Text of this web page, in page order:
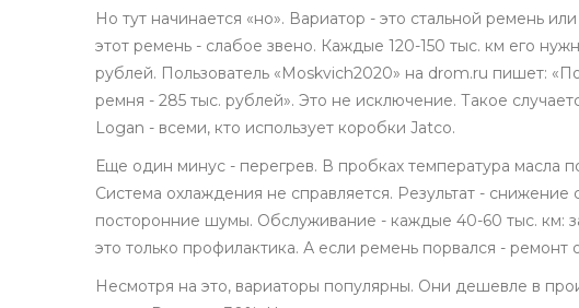
Но тут начинается «но». Вариатор - это стальной ремень
этот ремень - слабое звено. Каждые 120-150 тыс. км его
рублей. Пользователь «Moskvich2020» на drom.ru пишет:
ремня - 285 тыс. рублей». Это не исключение. Такое
Logan - всеми, кто использует коробки Jatco.
Еще один минус - перегрев. В пробках температура масла
Система охлаждения не справляется. Результат - снижение
посторонние шумы. Обслуживание - каждые 40-60 тыс. км:
это только профилактика. А если ремень порвался -
Несмотря на это, вариаторы популярны. Они дешевле в